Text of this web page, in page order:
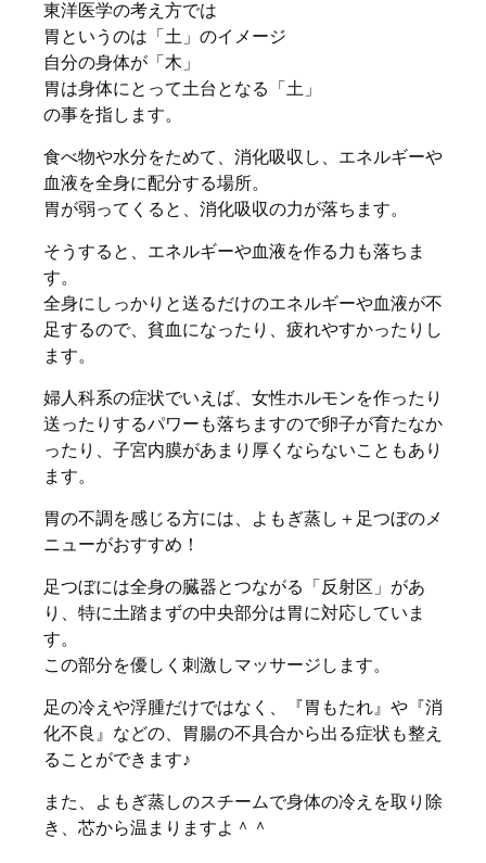
東洋医学の考え方では
胃というのは「土」のイメージ
自分の身体が「木」
胃は身体にとって土台となる「土」
の事を指します。
食べ物や水分をためて、消化吸収し、エネルギーや
血液を全身に配分する場所。
胃が弱ってくると、消化吸収の力が落ちます。
そうすると、エネルギーや血液を作る力も落ちま
す。
全身にしっかりと送るだけのエネルギーや血液が不
足するので、貧血になったり、疲れやすかったりし
ます。
婦人科系の症状でいえば、女性ホルモンを作ったり
送ったりするパワーも落ちますので卵子が育たなか
ったり、子宮内膜があまり厚くならないこともあり
ます。
胃の不調を感じる方には、よもぎ蒸し＋足つぼのメ
ニューがおすすめ！
足つぼには全身の臓器とつながる「反射区」があ
り、特に土踏まずの中央部分は胃に対応していま
す。
この部分を優しく刺激しマッサージします。
足の冷えや浮腫だけではなく、『胃もたれ』や『消
化不良』などの、胃腸の不具合から出る症状も整え
ることができます♪
また、よもぎ蒸しのスチームで身体の冷えを取り除
き、芯から温まりますよ＾＾